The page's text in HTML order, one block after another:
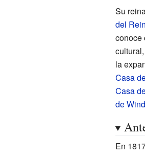
Su
del
conoce
la
Casa
Casa
de
En